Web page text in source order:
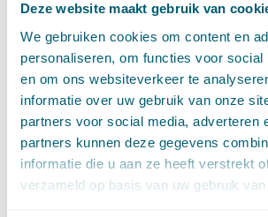
Deze website maakt gebruik van
We gebruiken cookies om content en
personaliseren, om functies voor social
en om ons websiteverkeer te
informatie over uw gebruik van onze
partners voor social media, adverteren
partners kunnen deze gegevens
informatie die u aan ze heeft verstrekt
verzameld op basis van uw gebruik
snijvlak van het civiele recht en het
samenwerking met cliënten, deskundigen
die gespecialiseerd zijn op andere
essentieel. Ik zie ernaar uit om daar
verder invulling aan te geven.”
Deel dit artikel via LinkedIn e-mail